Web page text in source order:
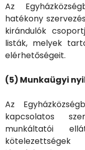
Az
hatékony
kirándulók
listák, melyek
elérhetőségeit.
(5) Munkaügyi
Az
kapcsolatos
munkáltatói
kötelezettségek